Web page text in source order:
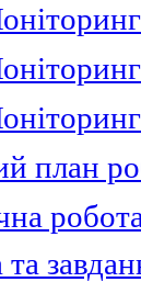
план
робота